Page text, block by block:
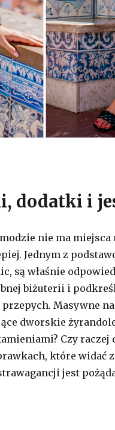
dodatki i
nie ma
Jednym z
są właśnie
biżuterii i
przepych. Masywne
dworskie
Czy raczej
które widać
jest